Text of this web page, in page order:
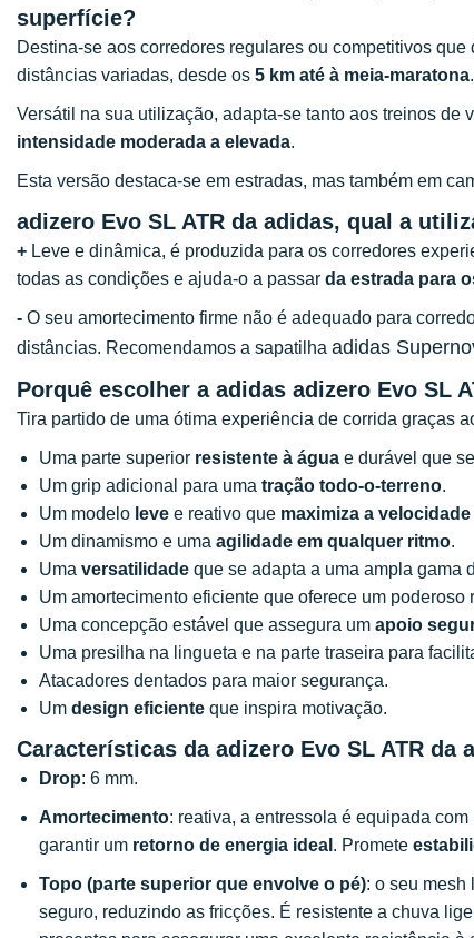
superfície?
Destina-se aos corredores regulares ou competitivos que
distâncias variadas, desde os 5 km até à meia-maratona.
Versátil na sua utilização, adapta-se tanto aos treinos de
intensidade moderada a elevada.
Esta versão destaca-se em estradas, mas também em
adizero Evo SL ATR da adidas, qual a
+ Leve e dinâmica, é produzida para os corredores
todas as condições e ajuda-o a passar da estrada para
- O seu amortecimento firme não é adequado para
distâncias. Recomendamos a sapatilha adidas
Porquê escolher a adidas adizero Evo SL
Tira partido de uma ótima experiência de corrida graças
Uma parte superior resistente à água e durável que
Um grip adicional para uma tração todo-o-terreno.
Um modelo leve e reativo que maximiza a velocidade
Um dinamismo e uma agilidade em qualquer ritmo.
Uma versatilidade que se adapta a uma ampla gama
Um amortecimento eficiente que oferece um poderoso
Uma concepção estável que assegura um apoio
Uma presilha na lingueta e na parte traseira para
Atacadores dentados para maior segurança.
Um design eficiente que inspira motivação.
Características da adizero Evo SL ATR da
Drop: 6 mm.
Amortecimento: reativa, a entressola é equipada
garantir um retorno de energia ideal . Promete
Topo (parte superior que envolve o pé): o seu mesh
seguro, reduzindo as fricções. É resistente a chuva